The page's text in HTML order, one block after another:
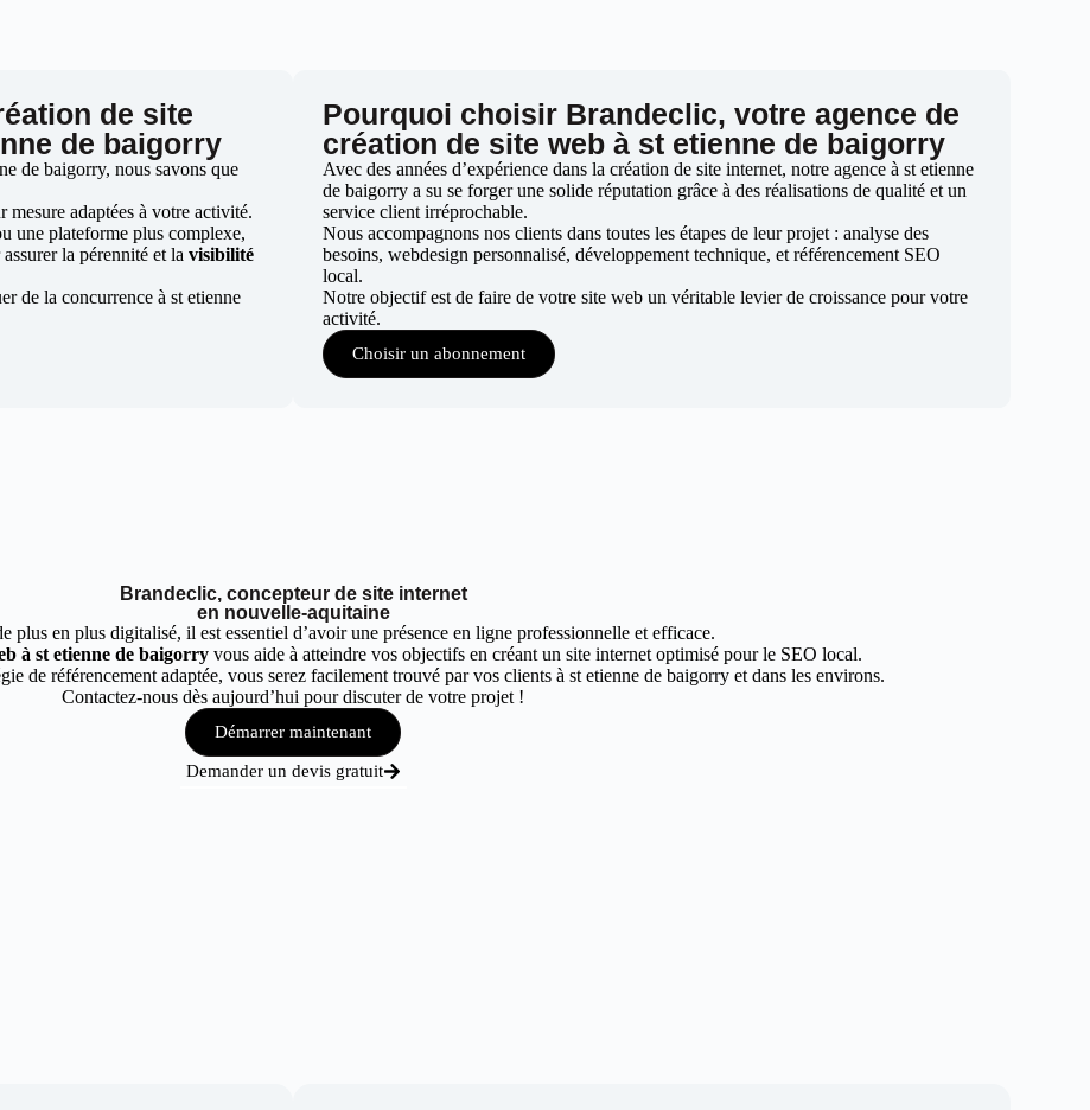
de site
de baigorry
de baigorry, nous savons que
mesure adaptées à votre activité.
une plateforme plus complexe,
la pérennité et lavisibilité
de la concurrence à st etienne
Pourquoi choisir Brandeclic, votre agence de
création de site web à st etienne de baigorry
Avec des années d’expérience dans la création de site internet, notre agence à st etienne
de baigorry a su se forger une solide réputation grâce à des réalisations de qualité et un
service client irréprochable.
Nous accompagnons nos clients dans toutes les étapes de leur projet : analyse des
besoins, webdesign personnalisé, développement technique, et référencement SEO
local.
Notre objectif est de faire de votre site web un véritable levier de croissance pour votre
activité.
Choisir un abonnement
Brandeclic, concepteur de site internet
en nouvelle-aquitaine
plus en plus digitalisé, il est essentiel d’avoir une présence en ligne professionnelle et efficace.
à st etienne de baigorryvous aide à atteindre vos objectifs en créant un site internet optimisé pour le SEO local.
de référencement adaptée, vous serez facilement trouvé par vos clients à st etienne de baigorry et dans les environs.
Contactez-nous dès aujourd’hui pour discuter de votre projet !
Démarrer maintenant
Demander un devis gratuit